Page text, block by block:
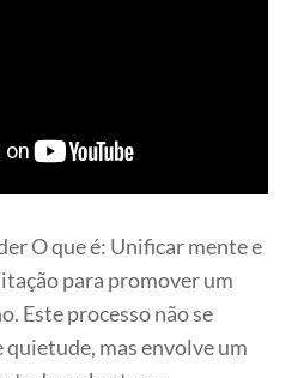
O que é: Unificar mente e
para promover um
Este processo não se
mas envolve um